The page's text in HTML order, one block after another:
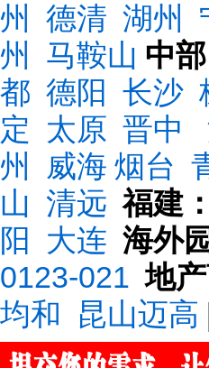
州
德清 湖州
州
马鞍山 中部
都 德阳 长沙
定 太原 晋中
州
威海 烟台
山 清远 福建：
阳
大连 海外
0123-021 地产
均和
昆山迈高